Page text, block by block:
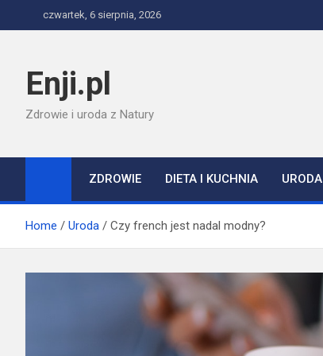
to
czwartek, 6 sierpnia, 2026
Enji.pl
Zdrowie i uroda z Natury
ZDROWIE DIETA I KUCHNIA URODA
Home Uroda Czy french jest nadal modny?